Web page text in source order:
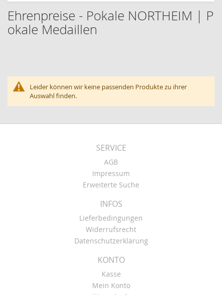
Ehrenpreise - Pokale NORTHEIM | P
okale Medaillen
Leider können wir keine passenden Produkte zu ihrer
Auswahl finden.
SERVICE
AGB
Impressum
Erweiterte Suche
INFOS
Lieferbedingungen
Widerrufsrecht
Datenschutzerklärung
KONTO
Kasse
Mein Konto